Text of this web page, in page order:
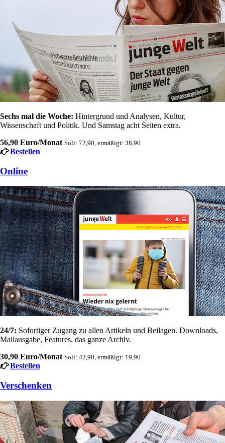
Sechs mal die Woche: Hintergrund und Analysen, Kultur,
Wissenschaft und Politik. Und Samstag acht Seiten extra.
56,90 Euro/Monat Soli: 72,90, ermäßigt: 38,90
Bestellen
Online
24/7: Sofortiger Zugang zu allen Artikeln und Beilagen. Downloads,
Mailausgabe, Features, das ganze Archiv.
30,90 Euro/Monat Soli: 42,90, ermäßigt: 19,90
Bestellen
Verschenken